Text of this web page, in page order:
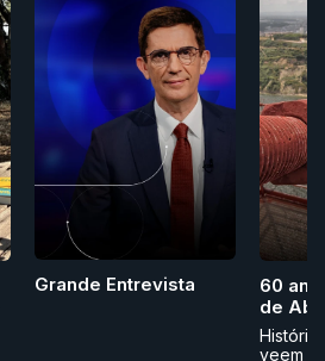
Grande Entrevista
60
de
veem